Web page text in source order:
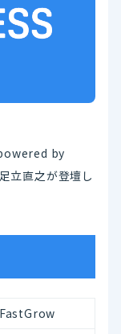
by
立直之が登壇し